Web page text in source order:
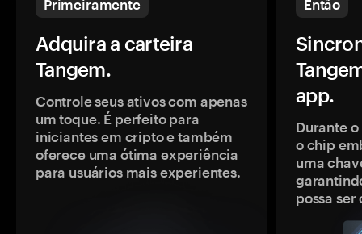
Primeiramente
Adquira a carteira
Tangem.
Controle seus ativos com apenas
um toque. É perfeito para
iniciantes em cripto e também
oferece uma ótima experiência
para usuários mais experientes.
Então
app.
Durante
o chip
uma
possa